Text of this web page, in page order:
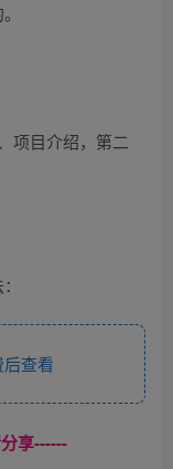
项目介绍，第二
查看
享------